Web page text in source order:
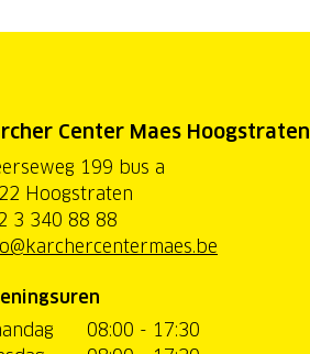
Center Maes Hoogstraten
199 bus a
Hoogstraten
3 340 88 88
08:00 - 17:30